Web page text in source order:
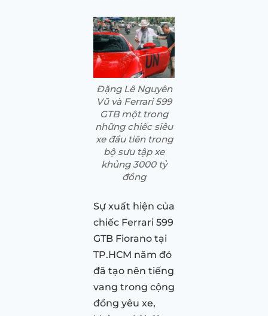
Đặng Lê Nguyên
Vũ và Ferrari 599
GTB một trong
những chiếc siêu
xe đầu tiên trong
bộ sưu tập xe
khủng 3000 tỷ
đồng
Sự xuất hiện của
chiếc Ferrari 599
GTB Fiorano tại
TP.HCM năm đó
đã tạo nên tiếng
vang trong cộng
đồng yêu xe,